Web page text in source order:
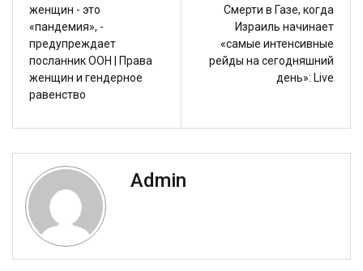
женщин - это
«пандемия», -
предупреждает
посланник ООН | Права
женщин и гендерное
равенство
Смерти в Газе, когда
Израиль начинает
«самые интенсивные
рейды на сегодняшний
день»: Live
Admin